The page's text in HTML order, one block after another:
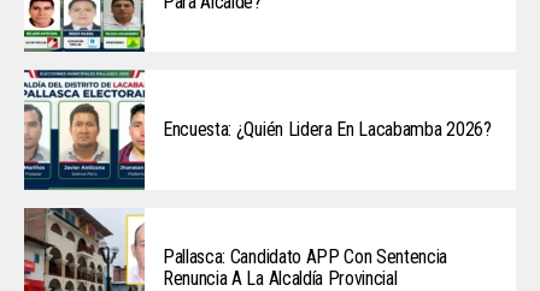
Encuesta: ¿Quién Lidera En Lacabamba 2026?
Pallasca: Candidato APP Con Sentencia
Renuncia A La Alcaldía Provincial